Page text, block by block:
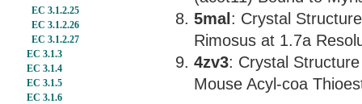
EC 3.1.2.25
EC 3.1.2.26
EC 3.1.2.27
EC 3.1.3
EC 3.1.4
EC 3.1.5
EC 3.1.6
5mal : Crystal
Rimosus at 1.7a
4zv3: Crystal
Mouse Acyl-coa